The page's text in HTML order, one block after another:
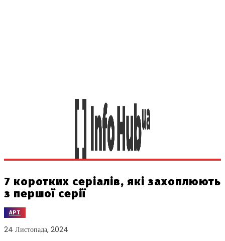
7 коротких серіалів, які захоплюють
з першої серії
АРТ
24 Листопада, 2024